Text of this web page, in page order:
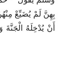
بِهِنَّ لَمْ يُضَيِّعْ
أَنْ يُدْخِلَهُ